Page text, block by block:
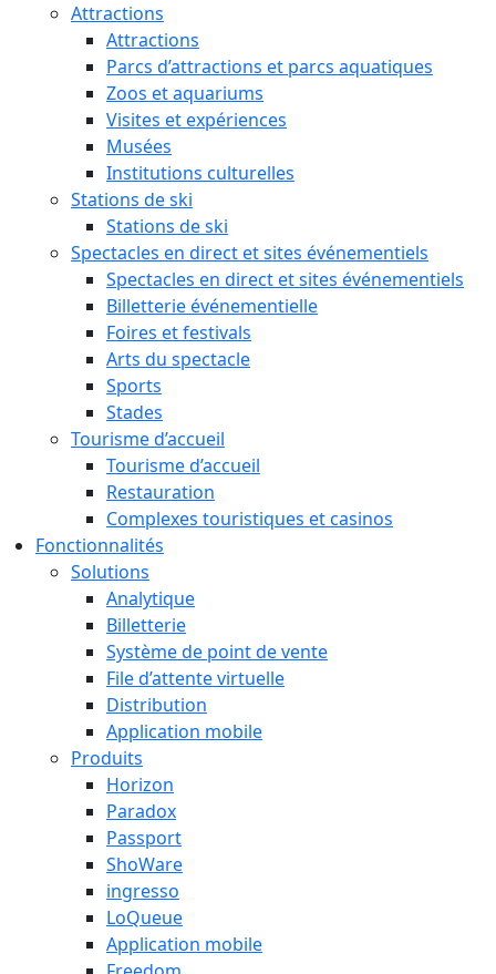
Attractions
Attractions
Parcs d’attractions et parcs aquatiques
Zoos et aquariums
Visites et expériences
Musées
Institutions culturelles
Stations de ski
Stations de ski
Spectacles en direct et sites événementiels
Spectacles en direct et sites événementiels
Billetterie événementielle
Foires et festivals
Arts du spectacle
Sports
Stades
Tourisme d’accueil
Tourisme d’accueil
Restauration
Complexes touristiques et casinos
Fonctionnalités
Solutions
Analytique
Billetterie
Système de point de vente
File d’attente virtuelle
Distribution
Application mobile
Produits
Horizon
Paradox
Passport
ShoWare
ingresso
LoQueue
Application mobile